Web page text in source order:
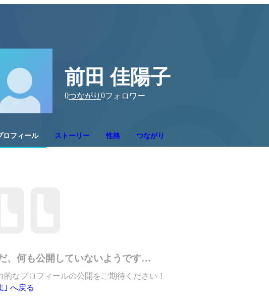
前田 佳陽子
0つながり 0フォロワー
ロフィール ストーリー 性格 つながり
、何も公開していないようです…
的なプロフィールの公開をご期待ください！
｣ へ戻る